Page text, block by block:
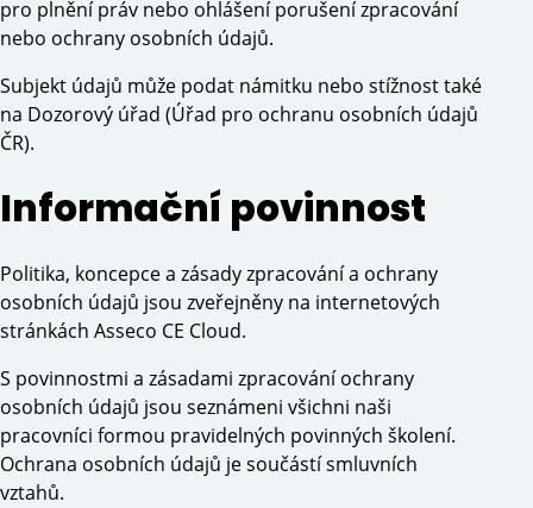
pro plnění práv nebo ohlášení porušení zpracování
nebo ochrany osobních údajů.
Subjekt údajů může podat námitku nebo stížnost také
na Dozorový úřad (Úřad pro ochranu osobních údajů
ČR).
Informační povinnost
Politika, koncepce a zásady zpracování a ochrany
osobních údajů jsou zveřejněny na internetových
stránkách Asseco CE Cloud.
S povinnostmi a zásadami zpracování ochrany
osobních údajů jsou seznámeni všichni naši
pracovníci formou pravidelných povinných školení.
Ochrana osobních údajů je součástí smluvních
vztahů.